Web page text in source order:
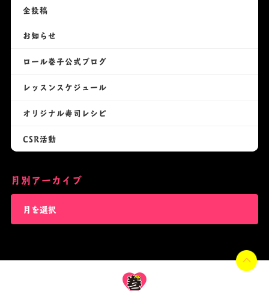
全投稿
お知らせ
ロール巻子公式ブログ
レッスンスケジュール
オリジナル寿司レシピ
CSR活動
月別アーカイブ